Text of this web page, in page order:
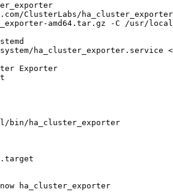
ClusterLabs/
amd64.tar.gz -C /usr/
ha_cluster_exporter.service
Exporter
bin/ha_cluster_exporter